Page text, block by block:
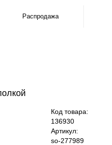
Распродажа
Код товара:
136930
Артикул:
so-277989